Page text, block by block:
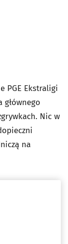
PGE Ekstraligi
głównego
Nic w
na